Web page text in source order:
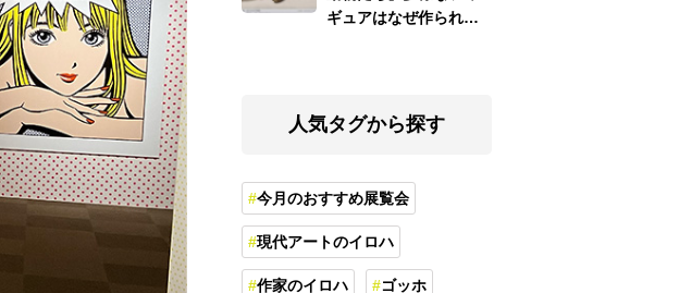
ギュアはなぜ作られ
人気タグから探す
今月のおすすめ展覧会
現代アートのイロハ
作家のイロハ ゴッホ